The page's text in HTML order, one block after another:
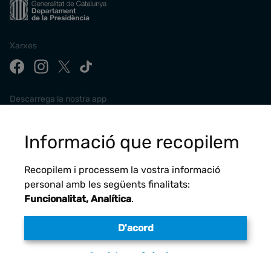
Xarxes
Descarrega la nostra app
Avís legal
Informació que recopilem
Recopilem i processem la vostra informació
personal amb les següents finalitats:
Funcionalitat, Analítica.
D'acord